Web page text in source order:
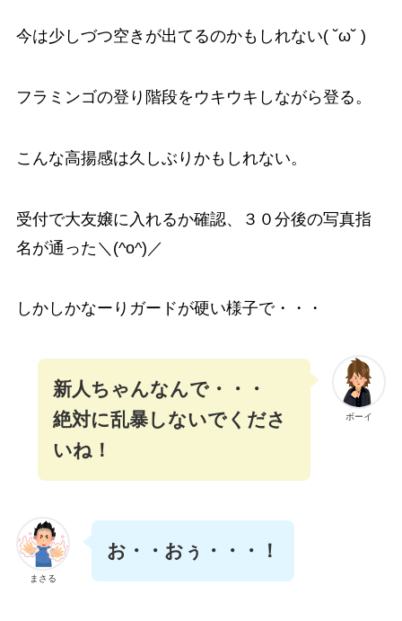
今は少しづつ空きが出てるのかもしれない( ˘ω˘ )
フラミンゴの登り階段をウキウキしながら登る。
こんな高揚感は久しぶりかもしれない。
受付で大友嬢に入れるか確認、３０分後の写真指
名が通った＼(^o^)／
しかしかなーりガードが硬い様子で・・・
ボーイ
新人ちゃんなんで・・・
絶対に乱暴しないでくださ
いね！
まさる
お・・おぅ・・・！